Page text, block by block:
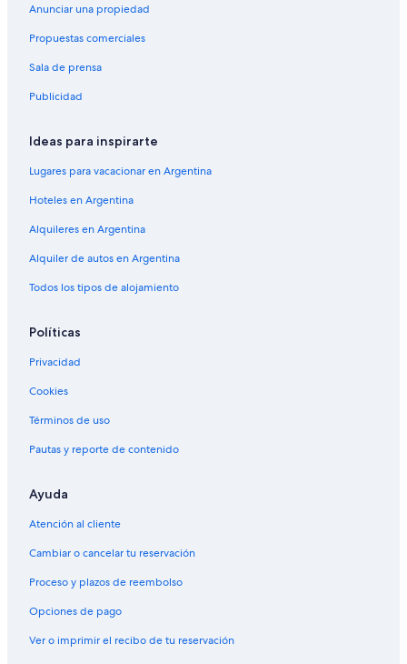
Anunciar una propiedad
Propuestas comerciales
Sala de prensa
Publicidad
Ideas para inspirarte
Lugares para vacacionar en Argentina
Hoteles en Argentina
Alquileres en Argentina
Alquiler de autos en Argentina
Todos los tipos de alojamiento
Políticas
Privacidad
Cookies
Términos de uso
Pautas y reporte de contenido
Ayuda
Atención al cliente
Cambiar o cancelar tu reservación
Proceso y plazos de reembolso
Opciones de pago
Ver o imprimir el recibo de tu reservación